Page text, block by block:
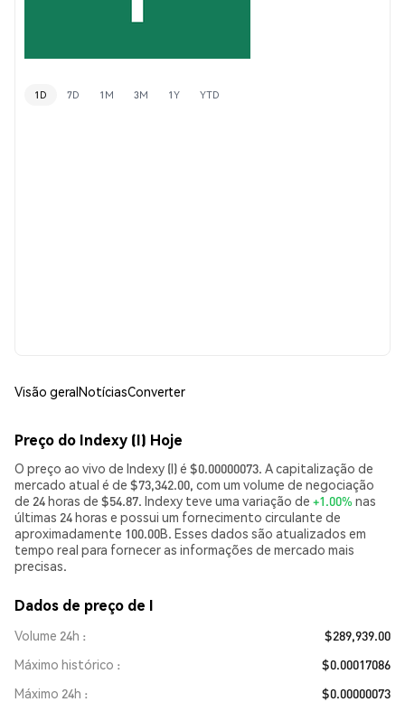
1D 7D 1M 3M 1Y YTD
Visão geralNotíciasConverter
Preço do Indexy (I) Hoje
O preço ao vivo de Indexy (I) é $0.00000073. A capitalização de
mercado atual é de $73,342.00, com um volume de negociação
de 24 horas de $54.87. Indexy teve uma variação de +1.00% nas
últimas 24 horas e possui um fornecimento circulante de
aproximadamente 100.00B. Esses dados são atualizados em
tempo real para fornecer as informações de mercado mais
precisas.
Dados de preço de I
Volume 24h
$289,939.00
Máximo histórico
$0.00017086
Máximo 24h
$0.00000073